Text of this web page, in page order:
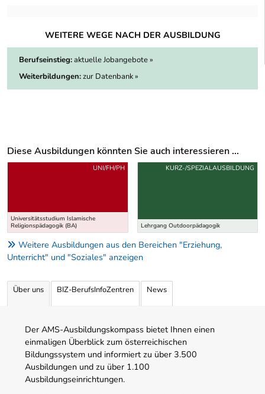
WEITERE WEGE NACH DER AUSBILDUNG
Berufseinstieg:aktuelle Jobangebote »
Weiterbildungen:zur Datenbank »
Diese Ausbildungen könnten Sie auch interessieren ...
Uber weitere Ausbildungsvorschläge
Universitätsstudium Islamische
Religionspädagogik (BA)
UNI/FH/PH
Lehrgang Outdoorpädagogik
KURZ-/SPEZIALAUSBILDUNG
Weitere Ausbildungen aus den Bereichen "Erziehung,
Unterricht" und "Soziales" anzeigen
Über uns BIZ-BerufsInfoZentren News
Der AMS-Ausbildungskompass bietet Ihnen einen
einmaligen Überblick zum österreichischen
Bildungssystem und informiert zu über 3.500
Ausbildungen und zu über 1.100
Ausbildungseinrichtungen.